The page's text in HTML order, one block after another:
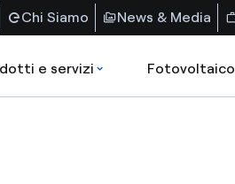
Chi Siamo News & Media
e servizi Fotovoltaico